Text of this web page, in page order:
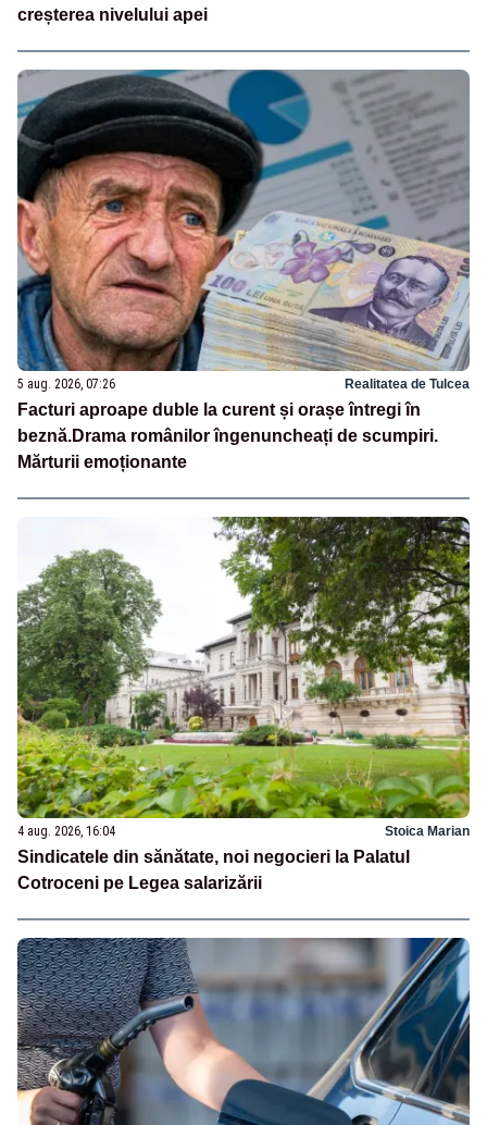
creșterea nivelului apei
5 aug. 2026, 07:26 Realitatea de Tulcea
Facturi aproape duble la curent și orașe întregi în
beznă.Drama românilor îngenuncheați de scumpiri.
Mărturii emoționante
4 aug. 2026, 16:04 Stoica Marian
Sindicatele din sănătate, noi negocieri la Palatul
Cotroceni pe Legea salarizării